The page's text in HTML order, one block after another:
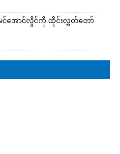
အောင်လှိုင်ကို ထိုင်းလွှတ်တော်